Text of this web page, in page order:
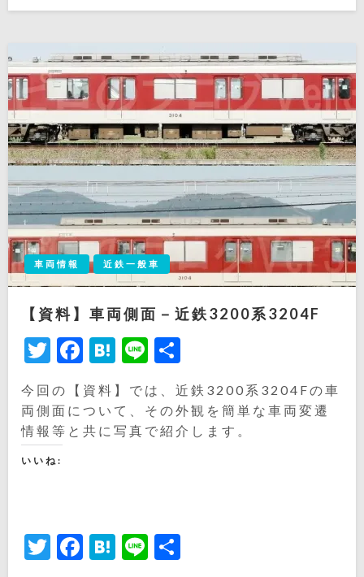
日:
車両情報 近鉄一般車
【資料】車両側面－近鉄3200系3204F
Twitter
Facebook
Hatena
Line
有
今回の【資料】では、近鉄3200系3204Fの車
両側面について、その外観を簡単な車両変遷
情報等と共に写真で紹介します。
いいね:
Twitter
Facebook
Hatena
Line